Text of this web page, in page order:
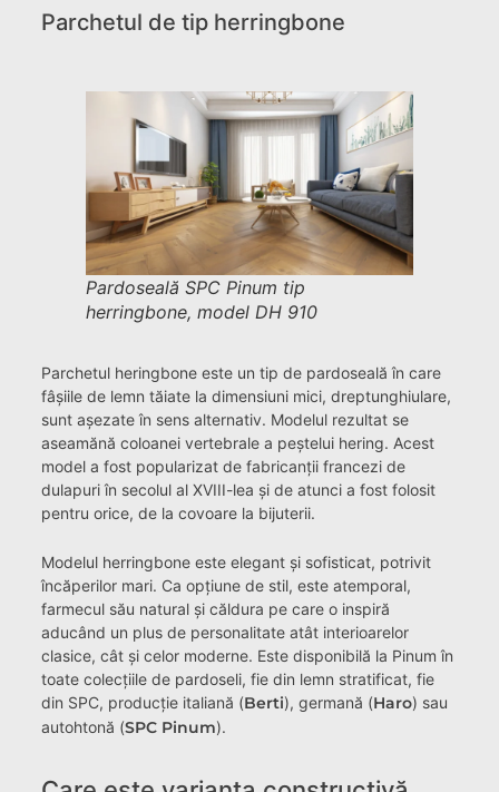
Parchetul de tip herringbone
Pardoseală SPC Pinum tip
herringbone, model DH 910
Parchetul heringbone este un tip de pardoseală în care
fâșiile de lemn tăiate la dimensiuni mici, dreptunghiulare,
sunt așezate în sens alternativ. Modelul rezultat se
aseamănă coloanei vertebrale a peștelui hering. Acest
model a fost popularizat de fabricanții francezi de
dulapuri în secolul al XVIII-lea și de atunci a fost folosit
pentru orice, de la covoare la bijuterii.
Modelul herringbone este elegant și sofisticat, potrivit
încăperilor mari. Ca opțiune de stil, este atemporal,
farmecul său natural și căldura pe care o inspiră
aducând un plus de personalitate atât interioarelor
clasice, cât și celor moderne. Este disponibilă la Pinum în
toate colecțiile de pardoseli, fie din lemn stratificat, fie
din SPC, producție italiană (Berti), germană (Haro) sau
autohtonă (SPC Pinum).